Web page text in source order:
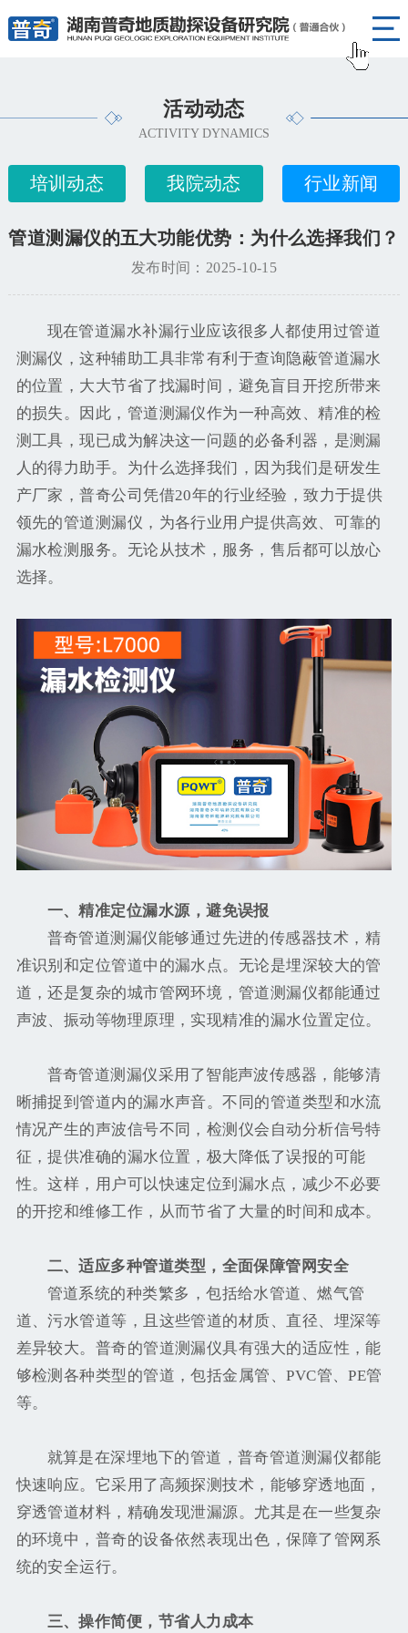
活动动态
ACTIVITY DYNAMICS
培训动态 我院动态 行业新闻
管道测漏仪的五大功能优势：为什么选择我们？
发布时间：2025-10-15
现在管道漏水补漏行业应该很多人都使用过管道
测漏仪，这种辅助工具非常有利于查询隐蔽管道漏水
的位置，大大节省了找漏时间，避免盲目开挖所带来
的损失。因此，管道测漏仪作为一种高效、精准的检
测工具，现已成为解决这一问题的必备利器，是测漏
人的得力助手。为什么选择我们，因为我们是研发生
产厂家，普奇公司凭借20年的行业经验，致力于提供
领先的管道测漏仪，为各行业用户提供高效、可靠的
漏水检测服务。无论从技术，服务，售后都可以放心
选择。
一、精准定位漏水源，避免误报
普奇管道测漏仪能够通过先进的传感器技术，精
准识别和定位管道中的漏水点。无论是埋深较大的管
道，还是复杂的城市管网环境，管道测漏仪都能通过
声波、振动等物理原理，实现精准的漏水位置定位。
普奇管道测漏仪采用了智能声波传感器，能够清
晰捕捉到管道内的漏水声音。不同的管道类型和水流
情况产生的声波信号不同，检测仪会自动分析信号特
征，提供准确的漏水位置，极大降低了误报的可能
性。这样，用户可以快速定位到漏水点，减少不必要
的开挖和维修工作，从而节省了大量的时间和成本。
二、适应多种管道类型，全面保障管网安全
管道系统的种类繁多，包括给水管道、燃气管
道、污水管道等，且这些管道的材质、直径、埋深等
差异较大。普奇的管道测漏仪具有强大的适应性，能
够检测各种类型的管道，包括金属管、PVC管、PE管
等。
就算是在深埋地下的管道，普奇管道测漏仪都能
快速响应。它采用了高频探测技术，能够穿透地面，
穿透管道材料，精确发现泄漏源。尤其是在一些复杂
的环境中，普奇的设备依然表现出色，保障了管网系
统的安全运行。
三、操作简便，节省人力成本